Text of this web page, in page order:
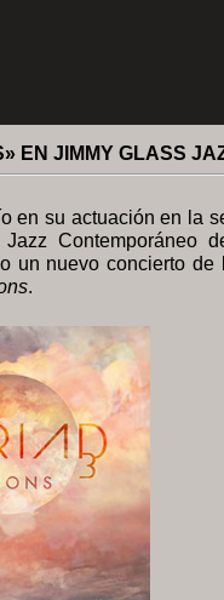
EN JIMMY GLASS
en su actuación en la
Contemporáneo
un nuevo concierto de
.